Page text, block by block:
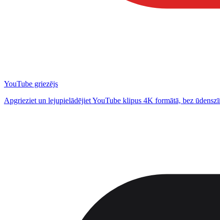
YouTube griezējs
Apgrieziet un lejupielādējiet YouTube klipus 4K formātā, bez